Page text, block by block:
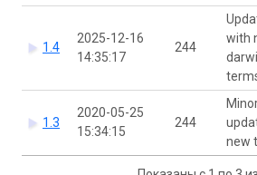
1.4
2025-12-16
14:35:17
244
with
1.3
2020-05-25
15:34:15
244
new